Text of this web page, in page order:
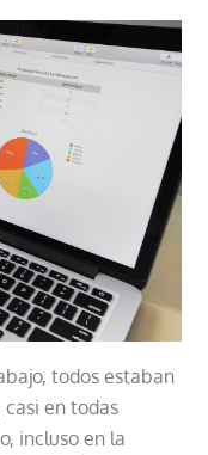
todos estaban
en todas
incluso en la